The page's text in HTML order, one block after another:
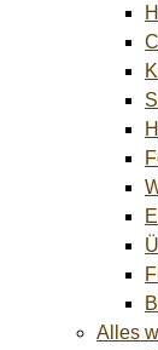
Alles